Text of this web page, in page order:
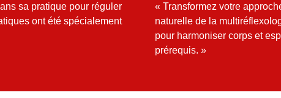
sa pratique pour réguler
ont été spécialement
« Transformez votre
naturelle de la
pour harmoniser corps et
prérequis. »